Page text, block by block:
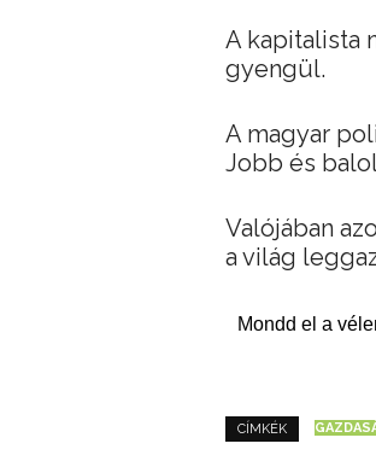
A kapitalista
gyengül.
A magyar
Jobb és
Valójában
a világ
Mondd el a
CÍMKÉK